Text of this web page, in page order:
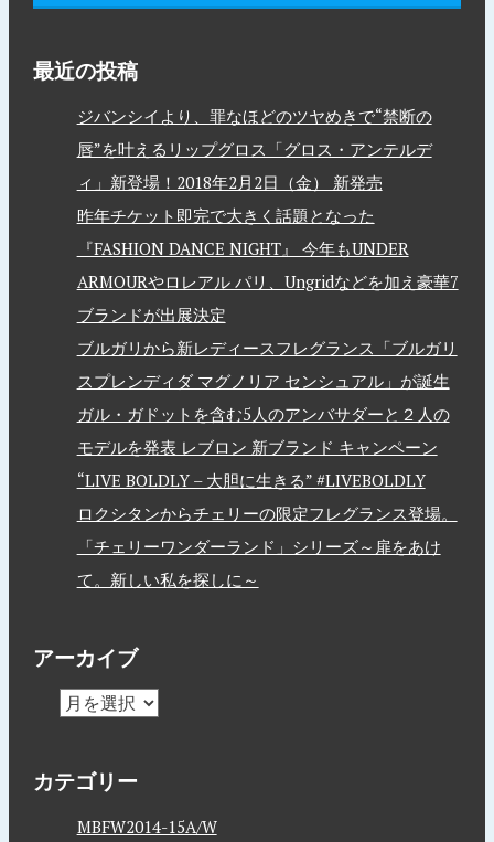
最近の投稿
ジバンシイより、罪なほどのツヤめきで“禁断の
唇”を叶えるリップグロス「グロス・アンテルデ
ィ」新登場！2018年2月2日（金） 新発売
昨年チケット即完で大きく話題となった
『FASHION DANCE NIGHT』 今年もUNDER
ARMOURやロレアル パリ、Ungridなどを加え豪華7
ブランドが出展決定
ブルガリから新レディースフレグランス「ブルガリ
スプレンディダ マグノリア センシュアル」が誕生
ガル・ガドットを含む5人のアンバサダーと２人の
モデルを発表 レブロン 新ブランド キャンペーン
“LIVE BOLDLY – 大胆に生きる” #LIVEBOLDLY
ロクシタンからチェリーの限定フレグランス登場。
「チェリーワンダーランド」シリーズ～扉をあけ
て。新しい私を探しに～
アーカイブ
カテゴリー
MBFW2014-15A/W